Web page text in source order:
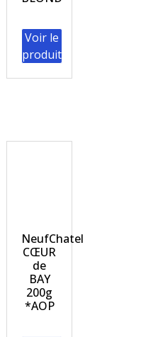
Voir le
produit
NeufChatel
CŒUR
de
BAY
200g
*AOP